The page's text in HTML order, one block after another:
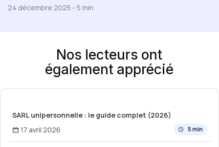
24 décembre 2025 - 5 min
Nos lecteurs ont
également apprécié
SARL unipersonnelle : le guide complet (2026)
5 min
17 avril 2026